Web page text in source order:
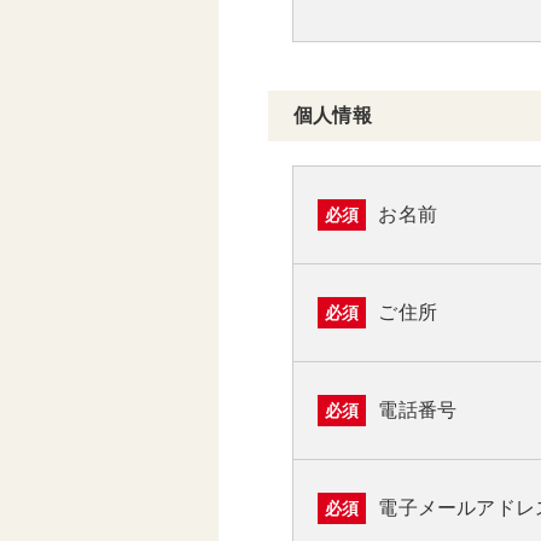
個人情報
必須 お名前
必須 ご住所
必須 電話番号
必須 電子メールアドレ